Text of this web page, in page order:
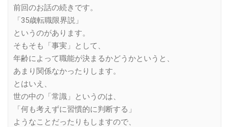
前回のお話の続きです。
「35歳転職限界説」
というのがあります。
そもそも「事実」として、
年齢によって職能が決まるかどうかというと、
あまり関係なかったりします。
とはいえ、
世の中の「常識」というのは、
「何も考えずに習慣的に判断する」
ようなことだったりもしますので、